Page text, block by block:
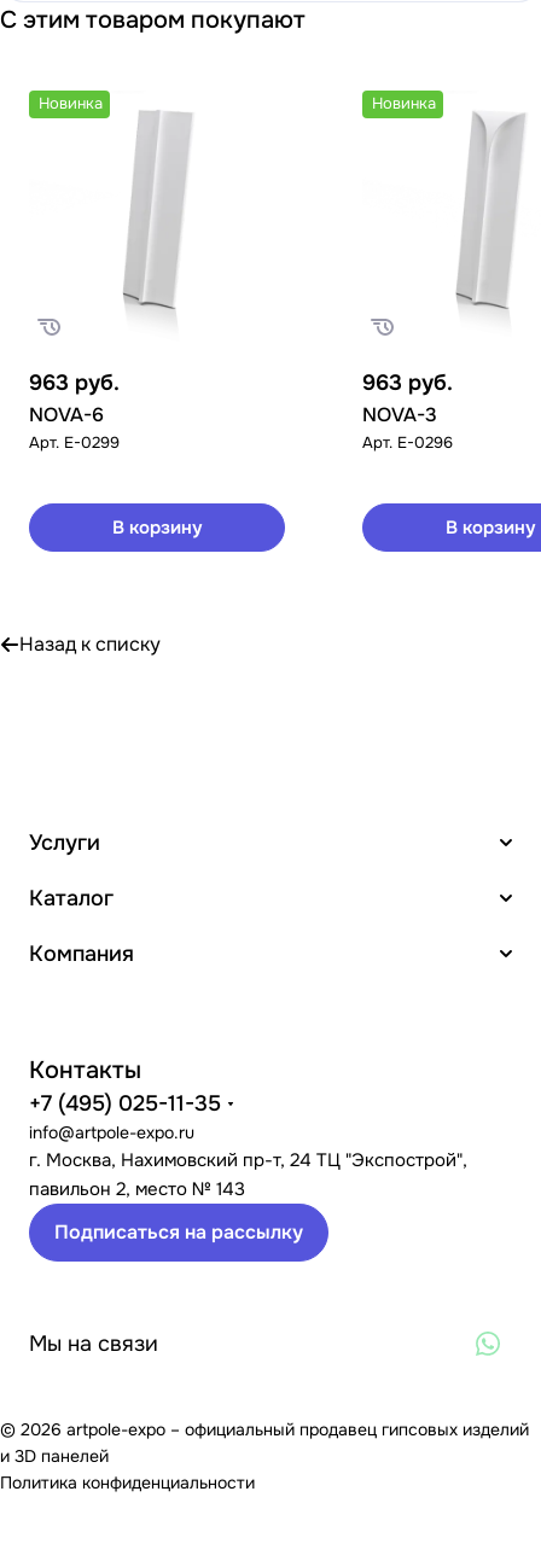
С этим товаром покупают
Новинка
963 руб.
NOVA-6
Арт. E-0299
В корзину
Новинка
963 руб.
NOVA-3
Арт. E-0296
В корзину
Назад к списку
Услуги
Каталог
Компания
Контакты
+7 (495) 025-11-35
info@artpole-expo.ru
г. Москва, Нахимовский пр-т, 24 ТЦ "Экспострой",
павильон 2, место № 143
Подписаться на рассылку
Мы на связи
© 2026 artpole-expo – официальный продавец гипсовых изделий
и 3D панелей
Политика конфиденциальности